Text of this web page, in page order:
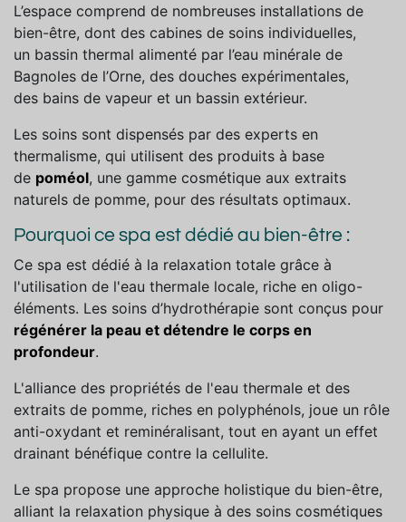
L’espace comprend de nombreuses installations de
bien-être, dont des cabines de soins individuelles,
un bassin thermal alimenté par l’eau minérale de
Bagnoles de l’Orne, des douches expérimentales,
des bains de vapeur et un bassin extérieur.
Les soins sont dispensés par des experts en
thermalisme, qui utilisent des produits à base
de poméol, une gamme cosmétique aux extraits
naturels de pomme, pour des résultats optimaux.
Pourquoi ce spa est dédié au bien-être :
Ce spa est dédié à la relaxation totale grâce à
l'utilisation de l'eau thermale locale, riche en oligo-
éléments. Les soins d’hydrothérapie sont conçus pour
régénérer la peau et détendre le corps en
profondeur.
L'alliance des propriétés de l'eau thermale et des
extraits de pomme, riches en polyphénols, joue un rôle
anti-oxydant et reminéralisant, tout en ayant un effet
drainant bénéfique contre la cellulite.
Le spa propose une approche holistique du bien-être,
alliant la relaxation physique à des soins cosmétiques